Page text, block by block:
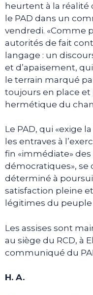
heurtent à la réalité
le PAD dans un
vendredi. «Comme
autorités de fait
langage : un
et d’apaisement,
le terrain marqué
toujours en place
hermétique du
Le PAD, qui «exige
les entraves à
fin «immédiate»
démocratiques», se
déterminé à
satisfaction pleine
légitimes du peuple
Les assises sont
au siège du RCD, à
communiqué du
H. A.